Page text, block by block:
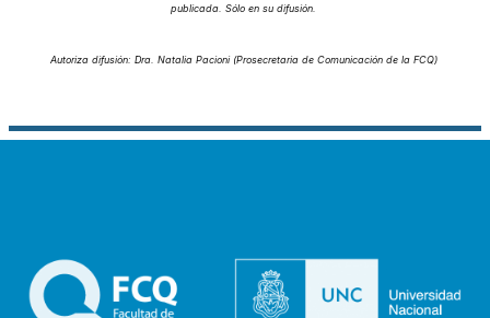
publicada. Sólo en su difusión.
Autoriza difusión: Dra. Natalia Pacioni (Prosecretaria de Comunicación de la FCQ)